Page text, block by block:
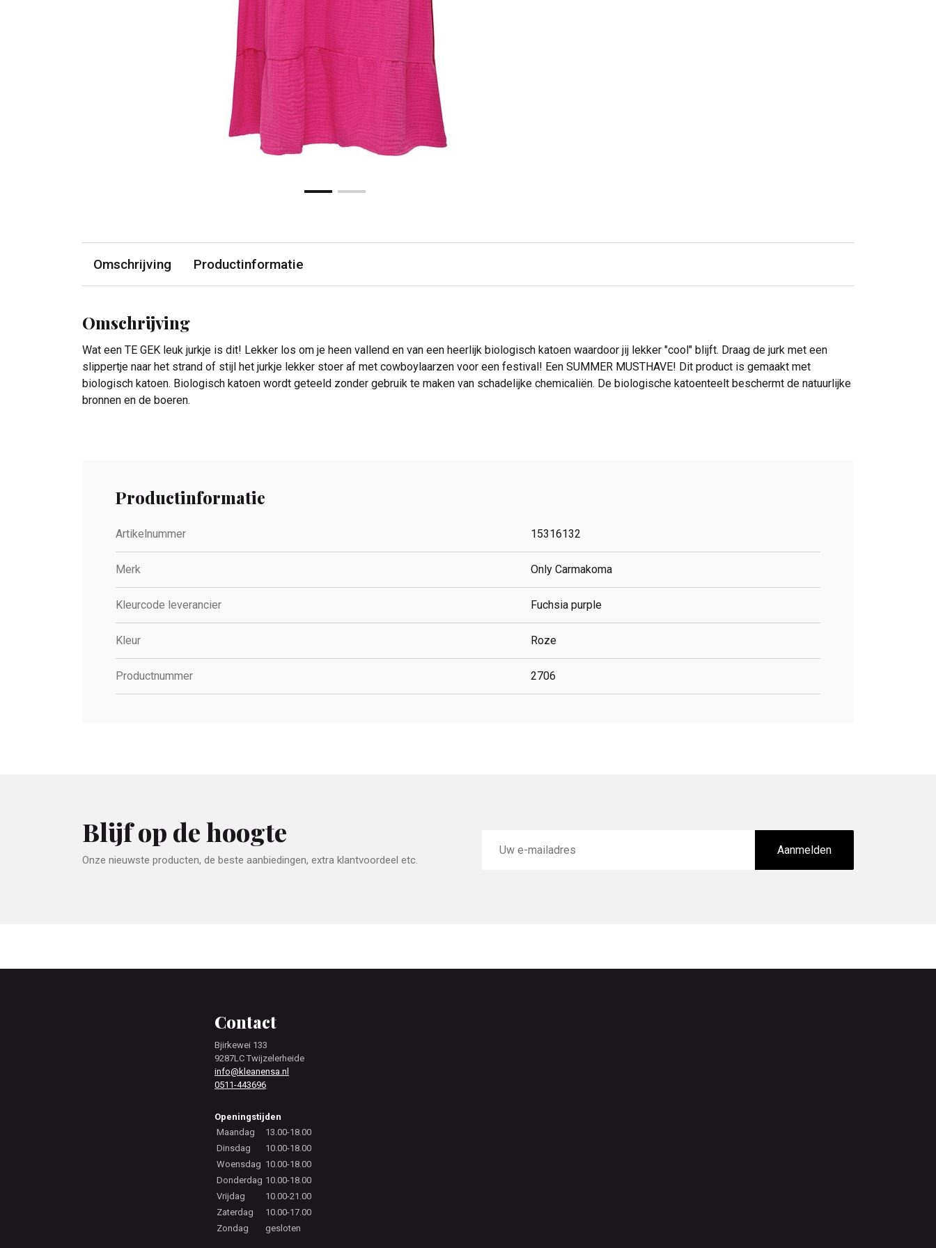
Omschrijving Productinformatie
Omschrijving
Wat een TE GEK leuk jurkje is dit! Lekker los om je heen vallend en van een heerlijk biologisch katoen waardoor jij lekker "cool" blijft. Draag de jurk met een
slippertje naar het strand of stijl het jurkje lekker stoer af met cowboylaarzen voor een festival! Een SUMMER MUSTHAVE! Dit product is gemaakt met
biologisch katoen. Biologisch katoen wordt geteeld zonder gebruik te maken van schadelijke chemicaliën. De biologische katoenteelt beschermt de natuurlijke
bronnen en de boeren.
Productinformatie
Artikelnummer 15316132
Merk Only Carmakoma
Kleurcode leverancier Fuchsia purple
Kleur Roze
Productnummer 2706
Blijf op de hoogte
Onze nieuwste producten, de beste aanbiedingen, extra klantvoordeel etc.
mailadres
Aanmelden
Contact
Bjirkewei 133
9287LC Twijzelerheide
info@kleanensa.nl
0511-443696
Openingstijden
Maandag
13.00-18.00
Dinsdag
10.00-18.00
Woensdag 10.00-18.00
Donderdag 10.00-18.00
Vrijdag
10.00-21.00
Zaterdag
10.00-17.00
Zondag
gesloten